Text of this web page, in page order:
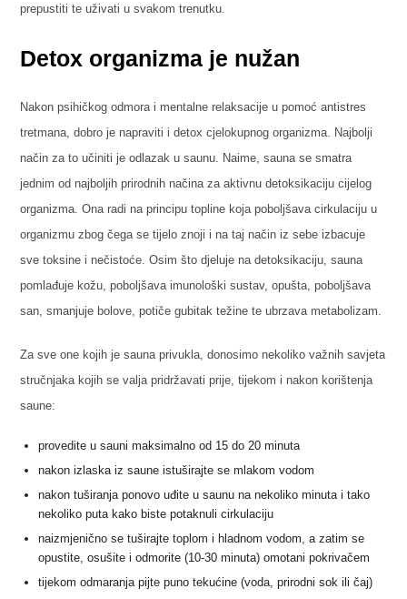
prepustiti te uživati u svakom trenutku.
Detox organizma je nužan
Nakon psihičkog odmora i mentalne relaksacije u pomoć antistres
tretmana, dobro je napraviti i detox cjelokupnog organizma. Najbolji
način za to učiniti je odlazak u saunu. Naime, sauna se smatra
jednim od najboljih prirodnih načina za aktivnu detoksikaciju cijelog
organizma. Ona radi na principu topline koja poboljšava cirkulaciju u
organizmu zbog čega se tijelo znoji i na taj način iz sebe izbacuje
sve toksine i nečistoće. Osim što djeluje na detoksikaciju, sauna
pomlađuje kožu, poboljšava imunološki sustav, opušta, poboljšava
san, smanjuje bolove, potiče gubitak težine te ubrzava metabolizam.
Za sve one kojih je sauna privukla, donosimo nekoliko važnih savjeta
stručnjaka kojih se valja pridržavati prije, tijekom i nakon korištenja
saune:
provedite u sauni maksimalno od 15 do 20 minuta
nakon izlaska iz saune istuširajte se mlakom vodom
nakon tuširanja ponovo uđite u saunu na nekoliko minuta i tako
nekoliko puta kako biste potaknuli cirkulaciju
naizmjenično se tuširajte toplom i hladnom vodom, a zatim se
opustite, osušite i odmorite (10-30 minuta) omotani pokrivačem
tijekom odmaranja pijte puno tekućine (voda, prirodni sok ili čaj)